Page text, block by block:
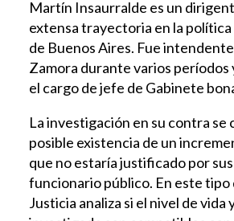
Martín Insaurralde es un
extensa trayectoria en la política
de Buenos Aires. Fue
Zamora durante varios períodos
el cargo de jefe de Gabinete
La investigación en su contra se
posible existencia de un
que no estaría justificado por
funcionario público. En este tipo
Justicia analiza si el nivel de vida